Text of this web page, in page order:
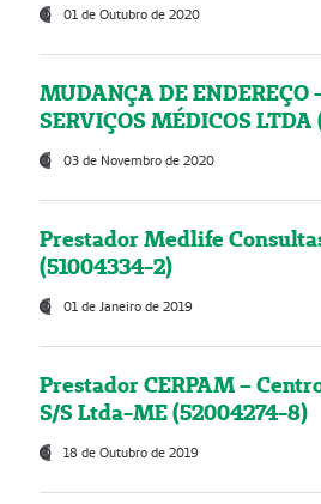
01 de Outubro de 2020
MUDANÇA DE ENDEREÇO
SERVIÇOS MÉDICOS
03 de Novembro de 2020
Prestador Medlife
(51004334-2)
01 de Janeiro de 2019
Prestador CERPAM –
S/S Ltda-ME (52004274-8)
18 de Outubro de 2019